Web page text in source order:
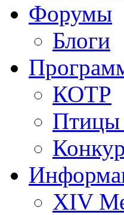
Форумы
Блоги
КОТР
Птицы
XIV